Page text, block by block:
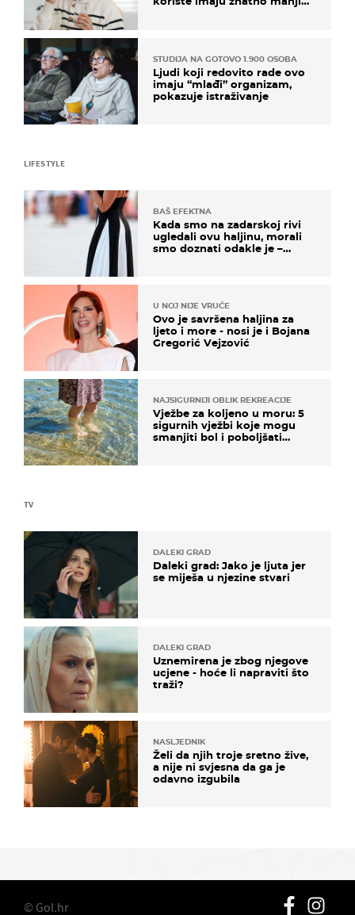
STUDIJA NA GOTOVO 1.900 OSOBA
Ljudi koji redovito rade ovo
imaju “mlađi” organizam,
pokazuje istraživanje
TV
DALEKI GRAD
Daleki grad: Jako je ljuta jer
se miješa u njezine stvari
DALEKI GRAD
Uznemirena je zbog njegove
ucjene - hoće li napraviti što
traži?
NASLJEDNIK
Želi da njih troje sretno žive,
a nije ni svjesna da ga je
odavno izgubila
LIFESTYLE
BAŠ EFEKTNA
Kada smo na zadarskoj rivi
ugledali ovu haljinu, morali
smo doznati odakle je –
U NOJ NIJE VRUĆE
Ovo je savršena haljina za
ljeto i more - nosi je i Bojana
Gregorić Vejzović
NAJSIGURNIJI OBLIK REKREACIJE
Vježbe za koljeno u moru: 5
sigurnih vježbi koje mogu
smanjiti bol i poboljšati
© Gol.hr